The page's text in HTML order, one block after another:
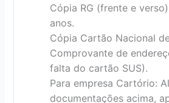
Cópia RG (frente e
anos.
Cópia Cartão Nacional
Comprovante de
falta do cartão SUS).
Para empresa Cartório:
documentações acima,